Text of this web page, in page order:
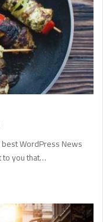
WordPress News
to you that…